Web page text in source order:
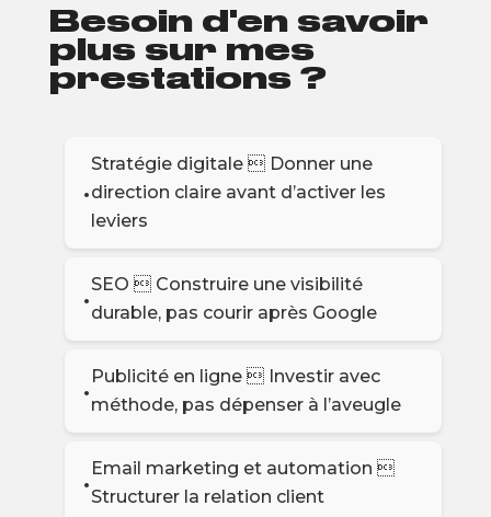
Besoin d'en savoir
plus sur mes
prestations ?
Stratégie digitale  Donner une
direction claire avant d’activer les
leviers
SEO  Construire une visibilité
durable, pas courir après Google
Publicité en ligne  Investir avec
méthode, pas dépenser à l’aveugle
Email marketing et automation 
Structurer la relation client